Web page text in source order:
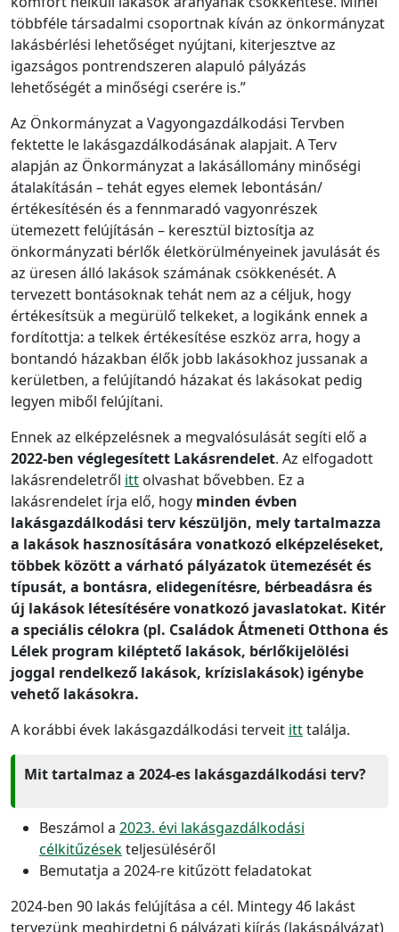
többféle társadalmi csoportnak kíván az önkormányzat
lakásbérlési lehetőséget nyújtani, kiterjesztve az
igazságos pontrendszeren alapuló pályázás
lehetőségét a minőségi cserére is.”
Az Önkormányzat a Vagyongazdálkodási Tervben
fektette le lakásgazdálkodásának alapjait. A Terv
alapján az Önkormányzat a lakásállomány minőségi
átalakításán – tehát egyes elemek lebontásán/
értékesítésén és a fennmaradó vagyonrészek
ütemezett felújításán – keresztül biztosítja az
önkormányzati bérlők életkörülményeinek javulását és
az üresen álló lakások számának csökkenését. A
tervezett bontásoknak tehát nem az a céljuk, hogy
értékesítsük a megürülő telkeket, a logikánk ennek a
fordítottja: a telkek értékesítése eszköz arra, hogy a
bontandó házakban élők jobb lakásokhoz jussanak a
kerületben, a felújítandó házakat és lakásokat pedig
legyen miből felújítani.
Ennek az elképzelésnek a megvalósulását segíti elő a
2022-ben véglegesített Lakásrendelet. Az elfogadott
lakásrendeletről itt olvashat bővebben. Ez a
lakásrendelet írja elő, hogy minden évben
lakásgazdálkodási terv készüljön, mely tartalmazza
a lakások hasznosítására vonatkozó elképzeléseket,
többek között a várható pályázatok ütemezését és
típusát, a bontásra, elidegenítésre, bérbeadásra és
új lakások létesítésére vonatkozó javaslatokat. Kitér
a speciális célokra (pl. Családok Átmeneti Otthona és
Lélek program kiléptető lakások, bérlőkijelölési
joggal rendelkező lakások, krízislakások) igénybe
vehető lakásokra.
A korábbi évek lakásgazdálkodási terveit itttalálja.
Mit tartalmaz a 2024-es lakásgazdálkodási terv?
Beszámol a 2023. évi lakásgazdálkodási
célkitűzésekteljesüléséről
Bemutatja a 2024-re kitűzött feladatokat
2024-ben 90 lakás felújítása a cél. Mintegy 46 lakást
tervezünk meghirdetni 6 pályázati kiírás (lakáspályázat)